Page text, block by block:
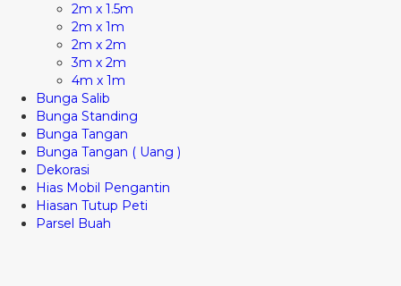
2m x 1.5m
2m x 1m
2m x 2m
3m x 2m
4m x 1m
Bunga Salib
Bunga Standing
Bunga Tangan
Bunga Tangan ( Uang )
Dekorasi
Hias Mobil Pengantin
Hiasan Tutup Peti
Parsel Buah